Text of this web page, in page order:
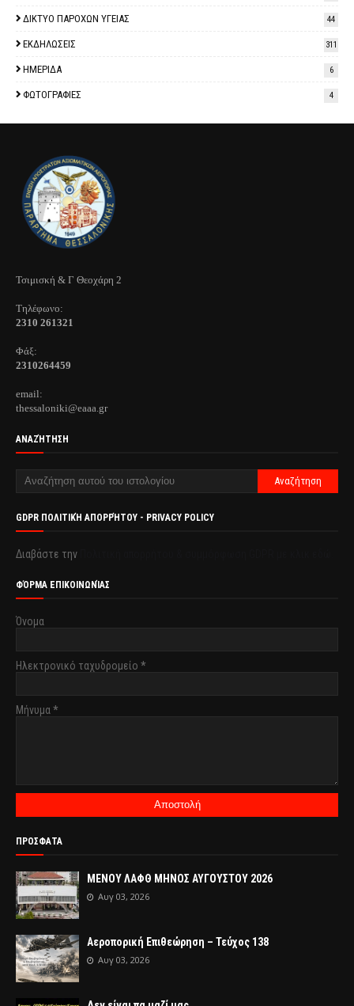
ΔΙΚΤΥΟ ΠΑΡΟΧΩΝ ΥΓΕΙΑΣ 44
ΕΚΔΗΛΩΣΕΙΣ 311
ΗΜΕΡΙΔΑ 6
ΦΩΤΟΓΡΑΦΙΕΣ 4
Τσιμισκή & Γ Θεοχάρη 2
Τηλέφωνo:
2310 261321
Φάξ:
2310264459
email:
thessaloniki@eaaa.gr
ΑΝΑΖΉΤΗΣΗ
GDPR ΠΟΛΙΤΙΚΉ ΑΠΟΡΡΉΤΟΥ - PRIVACY POLICY
Διαβάστε την
ΦΌΡΜΑ ΕΠΙΚΟΙΝΩΝΊΑΣ
Όνομα
Ηλεκτρονικό ταχυδρομείο *
Μήνυμα *
ΠΡΟΣΦΑΤΑ
ΜΕΝΟΥ ΛΑΦΘ ΜΗΝΟΣ ΑΥΓΟΥΣΤΟΥ 2026
Αυγ 03, 2026
Αεροπορική Επιθεώρηση – Τεύχος 138
Αυγ 03, 2026